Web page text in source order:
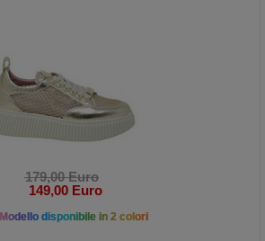
179,00 Euro
149,00 Euro
Modello disponibile in 2 colori